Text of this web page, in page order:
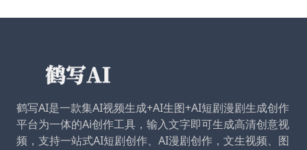
鹤写AI是一款集AI视频生成+AI生图+AI短剧漫剧生成创作
平台为一体的Ai创作工具，输入文字即可生成高清创意视
频，支持一站式AI短剧创作、AI漫剧创作，文生视频、图